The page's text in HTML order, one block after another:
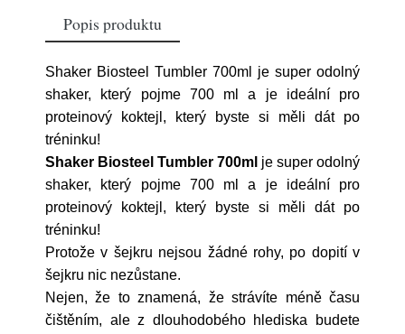
Popis produktu
Shaker Biosteel Tumbler 700ml je super odolný
shaker, který pojme 700 ml a je ideální pro
proteinový koktejl, který byste si měli dát po
tréninku!
Shaker Biosteel Tumbler 700ml je super odolný
shaker, který pojme 700 ml a je ideální pro
proteinový koktejl, který byste si měli dát po
tréninku!
Protože v šejkru nejsou žádné rohy, po dopití v
šejkru nic nezůstane.
Nejen, že to znamená, že strávíte méně času
čištěním, ale z dlouhodobého hlediska budete